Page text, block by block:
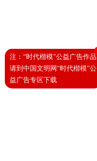
注：“时代楷模”公益广告作品
请到中国文明网“时代楷模”公
益广告专区下载